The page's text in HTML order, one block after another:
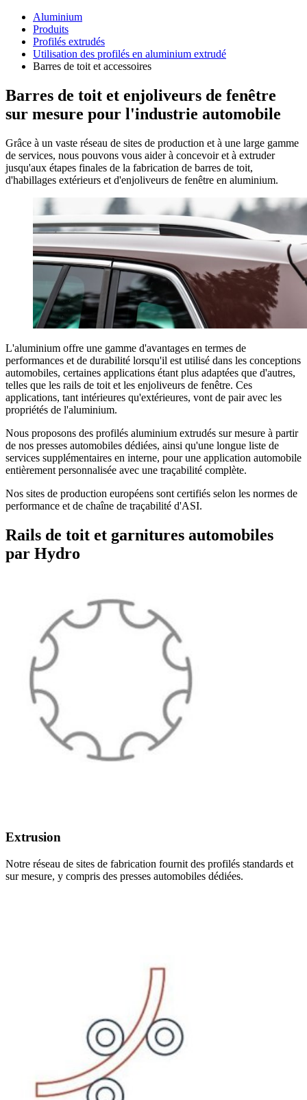
Aluminium
Produits
Profilés extrudés
Utilisation des profilés en aluminium extrudé
Barres de toit et accessoires
Barres de toit et enjoliveurs de fenêtre
sur mesure pour l'industrie automobile
Grâce à un vaste réseau de sites de production et à une large gamme
de services, nous pouvons vous aider à concevoir et à extruder
jusqu'aux étapes finales de la fabrication de barres de toit,
d'habillages extérieurs et d'enjoliveurs de fenêtre en aluminium.
L'aluminium offre une gamme d'avantages en termes de
performances et de durabilité lorsqu'il est utilisé dans les conceptions
automobiles, certaines applications étant plus adaptées que d'autres,
telles que les rails de toit et les enjoliveurs de fenêtre. Ces
applications, tant intérieures qu'extérieures, vont de pair avec les
propriétés de l'aluminium.
Nous proposons des profilés aluminium extrudés sur mesure à partir
de nos presses automobiles dédiées, ainsi qu'une longue liste de
services supplémentaires en interne, pour une application automobile
entièrement personnalisée avec une traçabilité complète.
Nos sites de production européens sont certifiés selon les normes de
performance et de chaîne de traçabilité d'ASI.
Rails de toit et garnitures automobiles
par Hydro
Extrusion
Notre réseau de sites de fabrication fournit des profilés standards et
sur mesure, y compris des presses automobiles dédiées.